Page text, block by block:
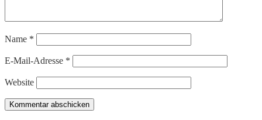
Name *
E-Mail-Adresse *
Website
Kommentar abschicken